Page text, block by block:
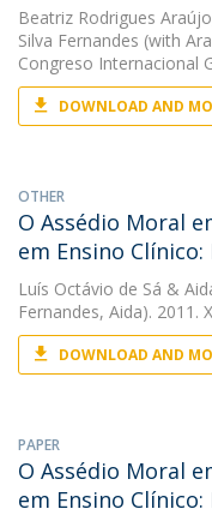
Beatriz Rodrigues Araújo
Silva Fernandes (with
Congreso Internacional
DOWNLOAD AND
OTHER
O Assédio Moral
em Ensino
Luís Octávio de Sá &
Fernandes, Aida). 2011.
DOWNLOAD AND
PAPER
O Assédio Moral
em Ensino